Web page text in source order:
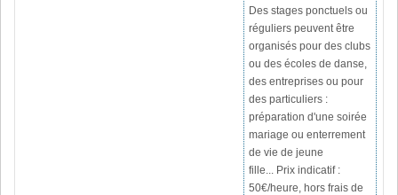
Des stages ponctuels ou
réguliers peuvent être
organisés pour des clubs
ou des écoles de danse,
des entreprises ou pour
des particuliers :
préparation d'une soirée
mariage ou enterrement
de vie de jeune
fille... Prix indicatif :
50€/heure, hors frais de